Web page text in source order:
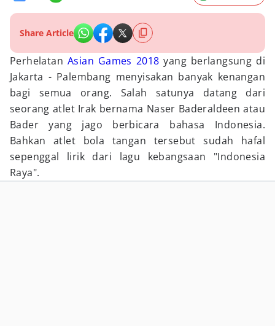
Share Article
Perhelatan Asian Games 2018 yang berlangsung di
Jakarta - Palembang menyisakan banyak kenangan
bagi semua orang. Salah satunya datang dari
seorang atlet Irak bernama Naser Baderaldeen atau
Bader yang jago berbicara bahasa Indonesia.
Bahkan atlet bola tangan tersebut sudah hafal
sepenggal lirik dari lagu kebangsaan "Indonesia
Raya".